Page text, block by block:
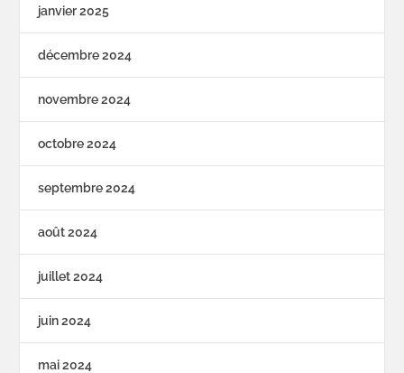
janvier 2025
décembre 2024
novembre 2024
octobre 2024
septembre 2024
août 2024
juillet 2024
juin 2024
mai 2024